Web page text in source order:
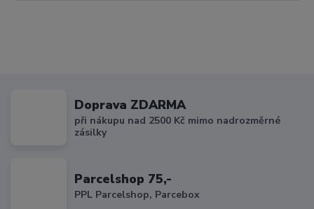
Doprava ZDARMA
při nákupu nad 2500 Kč mimo nadrozměrné
zásilky
Parcelshop 75,-
PPL Parcelshop, Parcebox